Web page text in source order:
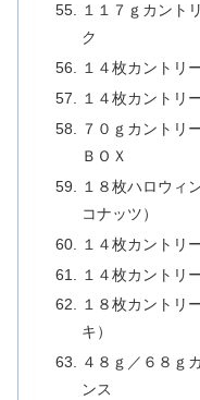
１１７ｇカント
ク
１４枚カントリ
１４枚カントリ
７０ｇカントリ
ＢＯＸ
１８枚ハロウィ
コナッツ）
１４枚カントリ
１４枚カントリ
１８枚カントリ
キ）
４８ｇ／６８ｇ
ンス